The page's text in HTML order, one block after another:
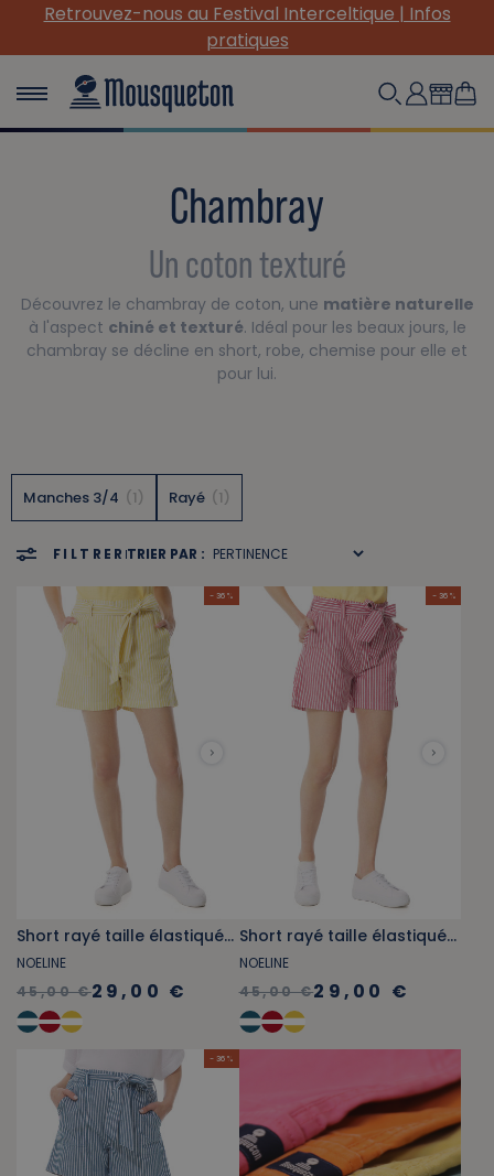
Retrouvez-nous au Festival Interceltique | Infos
pratiques
Chambray
Un coton texturé
Découvrez le chambray de coton, une matière naturelle
à l'aspect chiné et texturé. Idéal pour les beaux jours, le
chambray se décline en short, robe, chemise pour elle et
pour lui.
Manches 3/4 1 Rayé 1
FILTRER TRIER PAR :
- 36 %
Short rayé taille élastiquée jaune et blanc
NOELINE
45,00 €29,00 €
- 36 %
Short rayé taille élastiquée rouge et blanc
NOELINE
45,00 €29,00 €
- 36 %